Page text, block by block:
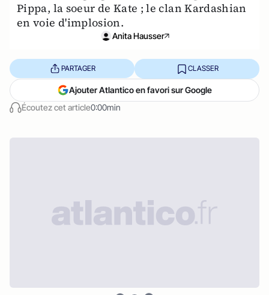
Pippa, la soeur de Kate ; le clan Kardashian
en voie d'implosion.
Anita Hausser
Écoutez cet article0:00min
PARTAGER CLASSER
Ajouter Atlantico en favori sur Google